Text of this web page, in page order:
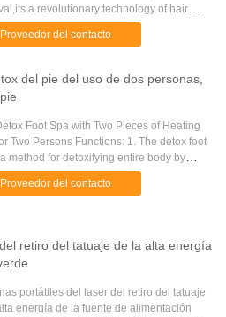
a revolutionary technology of hair
which is having a sweeping success.
technology AFT,EDF) SHR combines ...
Proveedor del contacto
del pie del uso de dos personas,
Foot Spa with Two Pieces of Heating
Two Persons Functions: 1. The detox foot
method for detoxifying entire body by
feet in water while using positive and
ions ...
Proveedor del contacto
retiro del tatuaje de la alta energía
portátiles del laser del retiro del tatuaje
energía de la fuente de alimentación